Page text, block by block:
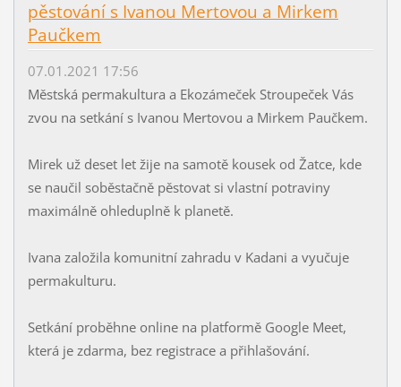
pěstování s Ivanou Mertovou a Mirkem
Paučkem
07.01.2021 17:56
Městská permakultura a Ekozámeček Stroupeček Vás
zvou na setkání s Ivanou Mertovou a Mirkem Paučkem.
Mirek už deset let žije na samotě kousek od Žatce, kde
se naučil soběstačně pěstovat si vlastní potraviny
maximálně ohleduplně k planetě.
Ivana založila komunitní zahradu v Kadani a vyučuje
permakulturu.
Setkání proběhne online na platformě Google Meet,
která je zdarma, bez registrace a přihlašování.